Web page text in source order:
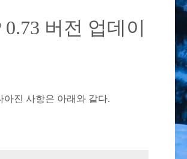
버전 업데이
아진 사항은 아래와 같다.